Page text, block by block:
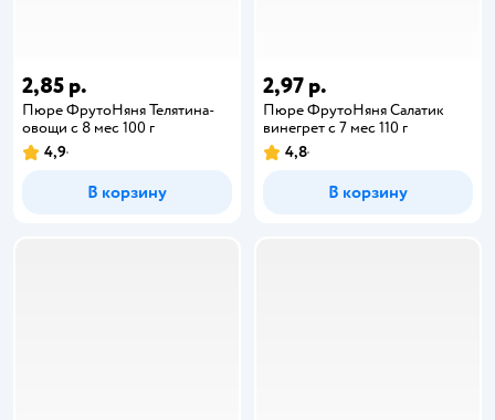
2,85 р.
Пюре ФрутоНяня Телятина-
овощи с 8 мес 100 г
4,9
В корзину
2,97 р.
Пюре ФрутоНяня Салатик
винегрет с 7 мес 110 г
4,8
В корзину